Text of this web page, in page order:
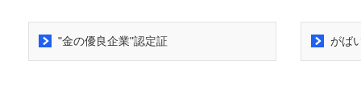
"金の優良企業"認定証 がば